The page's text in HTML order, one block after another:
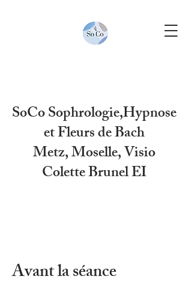
SoCo Sophrologie,Hypnose
etFleurs de Bach
Metz, Moselle, Visio
Colette Brunel EI
Avant la séance